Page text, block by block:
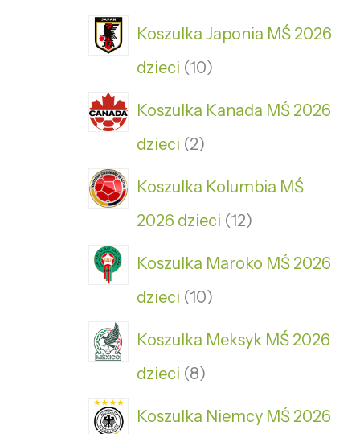
Koszulka Japonia MŚ 2026
dzieci 10
Koszulka Kanada MŚ 2026
dzieci 2
Koszulka Kolumbia MŚ
2026 dzieci 12
Koszulka Maroko MŚ 2026
dzieci 10
Koszulka Meksyk MŚ 2026
dzieci 8
Koszulka Niemcy MŚ 2026